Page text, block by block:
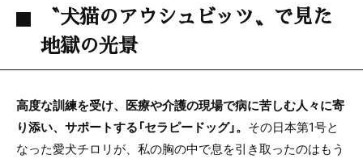
〝犬猫のアウシュビッツ〟で見た
地獄の光景
高度な訓練を受け、医療や介護の現場で病に苦しむ人々に寄
り添い、サポートする「セラピードッグ」。 その日本第1号と
なった愛犬チロリが、私の胸の中で息を引き取ったのはもう